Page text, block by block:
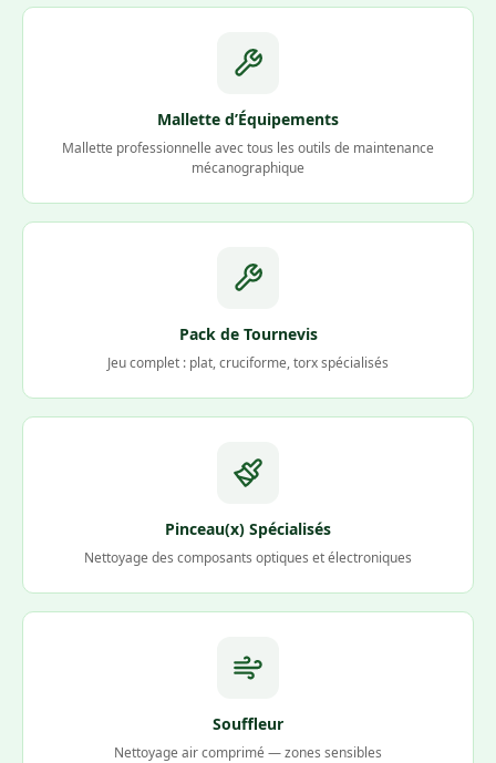
Mallette d’Équipements
Mallette professionnelle avec tous les outils de maintenance
mécanographique
Pack de Tournevis
Jeu complet : plat, cruciforme, torx spécialisés
Pinceau(x) Spécialisés
Nettoyage des composants optiques et électroniques
Souffleur
Nettoyage air comprimé — zones sensibles